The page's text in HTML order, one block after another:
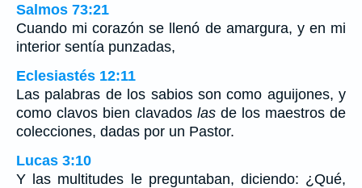
Salmos 73:21
Cuando mi corazón se llenó de amargura, y en mi
interior sentía punzadas,
Eclesiastés 12:11
Las palabras de los sabios son como aguijones, y
como clavos bien clavados las de los maestros de
colecciones, dadas por un Pastor.
Lucas 3:10
Y las multitudes le preguntaban, diciendo: ¿Qué,